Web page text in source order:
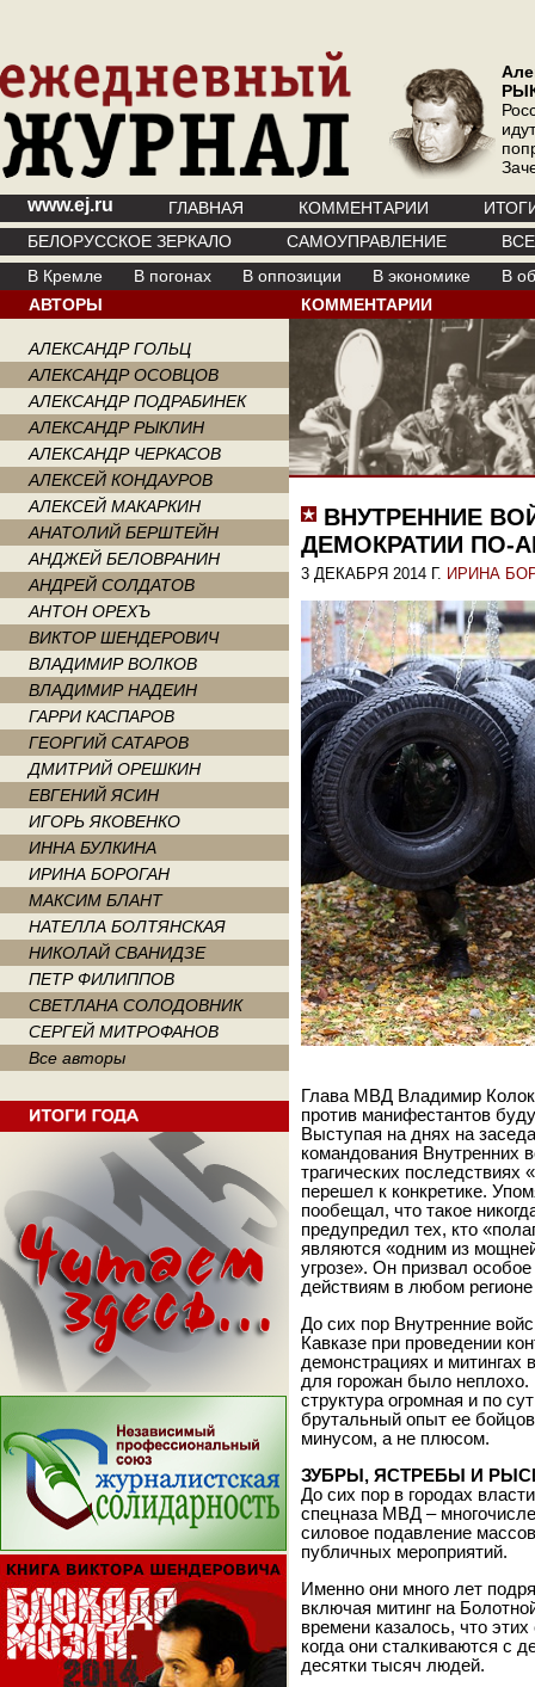
www.ej.ru ГЛАВНАЯ КОММЕНТАРИИ
БЕЛОРУССКОЕ ЗЕРКАЛО
САМОУПРАВЛЕНИЕ
В Кремле
В погонах В оппозиции В экономике
В
АВТОРЫ
АЛЕКСАНДР ГОЛЬЦ
АЛЕКСАНДР ОСОВЦОВ
АЛЕКСАНДР ПОДРАБИНЕК
АЛЕКСАНДР РЫКЛИН
АЛЕКСАНДР ЧЕРКАСОВ
АЛЕКСЕЙ КОНДАУРОВ
АЛЕКСЕЙ МАКАРКИН
АНАТОЛИЙ БЕРШТЕЙН
АНДЖЕЙ БЕЛОВРАНИН
АНДРЕЙ СОЛДАТОВ
АНТОН ОРЕХЪ
ВИКТОР ШЕНДЕРОВИЧ
ВЛАДИМИР ВОЛКОВ
ВЛАДИМИР НАДЕИН
ГАРРИ КАСПАРОВ
ГЕОРГИЙ САТАРОВ
ДМИТРИЙ ОРЕШКИН
ЕВГЕНИЙ ЯСИН
ИГОРЬ ЯКОВЕНКО
ИННА БУЛКИНА
ИРИНА БОРОГАН
МАКСИМ БЛАНТ
НАТЕЛЛА БОЛТЯНСКАЯ
НИКОЛАЙ СВАНИДЗЕ
ПЕТР ФИЛИППОВ
СВЕТЛАНА СОЛОДОВНИК
СЕРГЕЙ МИТРОФАНОВ
Все авторы
КОММЕНТАРИИ
ВНУТРЕННИЕ
ДЕМОКРАТИИ ПО-
3 ДЕКАБРЯ 2014 Г. ИРИНА
Глава МВД Владимир
против манифестантов
Выступая на днях на
командования Внутренних
трагических последствиях
перешел к конкретике.
пообещал, что такое
предупредил тех, кто
являются «одним из
угрозе». Он призвал
действиям в любом
До сих пор Внутренние
Кавказе при проведении
демонстрациях и митингах
для горожан было
структура огромная и по
брутальный опыт ее
минусом, а не плюсом.
ЗУБРЫ, ЯСТРЕБЫ И
До сих пор в городах
спецназа МВД –
силовое подавление
публичных мероприятий.
Именно они много лет
включая митинг на
времени казалось, что
когда они сталкиваются с
десятки тысяч людей.